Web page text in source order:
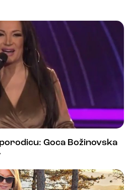
Goca Božinovska